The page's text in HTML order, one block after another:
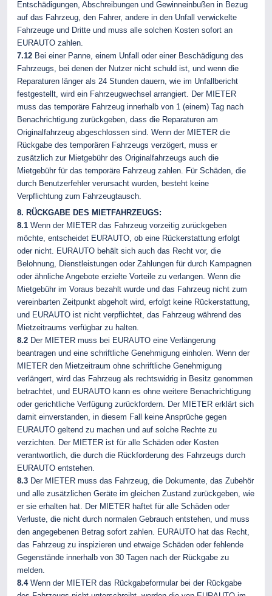
Entschädigungen, Abschreibungen und Gewinneinbußen in Bezug
auf das Fahrzeug, den Fahrer, andere in den Unfall verwickelte
Fahrzeuge und Dritte und muss alle solchen Kosten sofort an
EURAUTO zahlen.
7.12 Bei einer Panne, einem Unfall oder einer Beschädigung des
Fahrzeugs, bei denen der Nutzer nicht schuld ist, und wenn die
Reparaturen länger als 24 Stunden dauern, wie im Unfallbericht
festgestellt, wird ein Fahrzeugwechsel arrangiert. Der MIETER
muss das temporäre Fahrzeug innerhalb von 1 (einem) Tag nach
Benachrichtigung zurückgeben, dass die Reparaturen am
Originalfahrzeug abgeschlossen sind. Wenn der MIETER die
Rückgabe des temporären Fahrzeugs verzögert, muss er
zusätzlich zur Mietgebühr des Originalfahrzeugs auch die
Mietgebühr für das temporäre Fahrzeug zahlen. Für Schäden, die
durch Benutzerfehler verursacht wurden, besteht keine
Verpflichtung zum Fahrzeugtausch.
8. RÜCKGABE DES MIETFAHRZEUGS:
8.1 Wenn der MIETER das Fahrzeug vorzeitig zurückgeben
möchte, entscheidet EURAUTO, ob eine Rückerstattung erfolgt
oder nicht. EURAUTO behält sich auch das Recht vor, die
Belohnung, Dienstleistungen oder Zahlungen für durch Kampagnen
oder ähnliche Angebote erzielte Vorteile zu verlangen. Wenn die
Mietgebühr im Voraus bezahlt wurde und das Fahrzeug nicht zum
vereinbarten Zeitpunkt abgeholt wird, erfolgt keine Rückerstattung,
und EURAUTO ist nicht verpflichtet, das Fahrzeug während des
Mietzeitraums verfügbar zu halten.
8.2 Der MIETER muss bei EURAUTO eine Verlängerung
beantragen und eine schriftliche Genehmigung einholen. Wenn der
MIETER den Mietzeitraum ohne schriftliche Genehmigung
verlängert, wird das Fahrzeug als rechtswidrig in Besitz genommen
betrachtet, und EURAUTO kann es ohne weitere Benachrichtigung
oder gerichtliche Verfügung zurückfordern. Der MIETER erklärt sich
damit einverstanden, in diesem Fall keine Ansprüche gegen
EURAUTO geltend zu machen und auf solche Rechte zu
verzichten. Der MIETER ist für alle Schäden oder Kosten
verantwortlich, die durch die Rückforderung des Fahrzeugs durch
EURAUTO entstehen.
8.3 Der MIETER muss das Fahrzeug, die Dokumente, das Zubehör
und alle zusätzlichen Geräte im gleichen Zustand zurückgeben, wie
er sie erhalten hat. Der MIETER haftet für alle Schäden oder
Verluste, die nicht durch normalen Gebrauch entstehen, und muss
den angegebenen Betrag sofort zahlen. EURAUTO hat das Recht,
das Fahrzeug zu inspizieren und etwaige Schäden oder fehlende
Gegenstände innerhalb von 30 Tagen nach der Rückgabe zu
melden.
8.4Wenn der MIETER das Rückgabeformular bei der Rückgabe